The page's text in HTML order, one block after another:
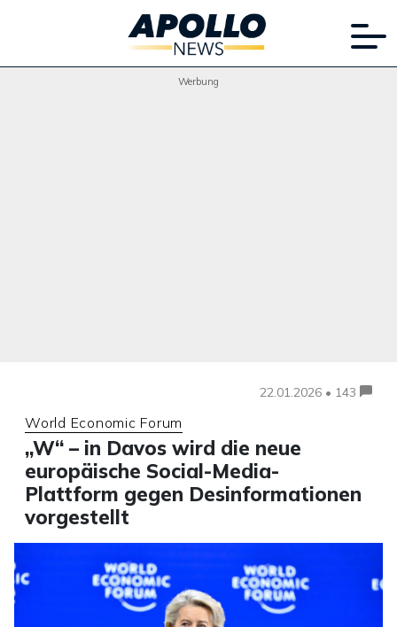
Werbung
22.01.2026 • 143
World Economic Forum
„W“ – in Davos wird die neue
europäische Social-Media-
Plattform gegen Desinformationen
vorgestellt